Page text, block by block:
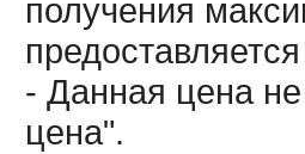
получения
- Данная цена
цена".